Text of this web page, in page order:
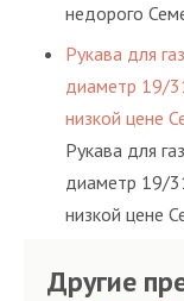
недорого
Рукава для
диаметр 19/
низкой цене
Рукава для
диаметр 19/
низкой цене
Другие